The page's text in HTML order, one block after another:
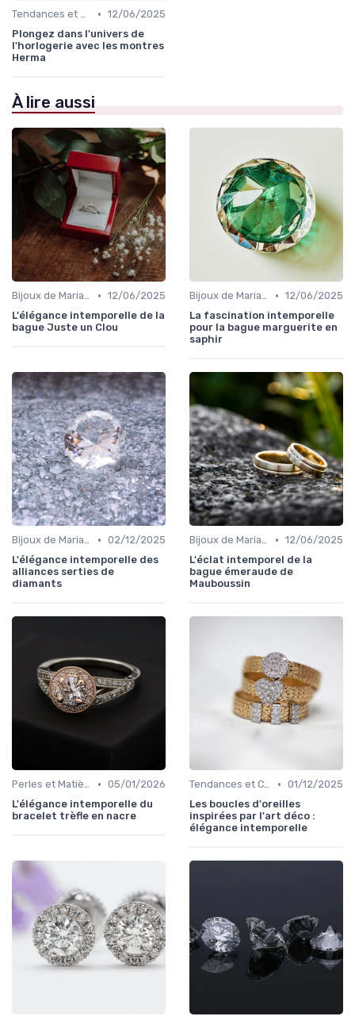
Tendances et Conseils de Style • 12/06/2025
Plongez dans l'univers de
l'horlogerie avec les montres
Herma
À lire aussi
Bijoux de Mariage et de Fiançailles • 12/06/2025
L'élégance intemporelle de la
bague Juste un Clou
Bijoux de Mariage et de Fiançailles • 12/06/2025
La fascination intemporelle
pour la bague marguerite en
saphir
Bijoux de Mariage et de Fiançailles • 02/12/2025
L'élégance intemporelle des
alliances serties de
diamants
Bijoux de Mariage et de Fiançailles • 12/06/2025
L'éclat intemporel de la
bague émeraude de
Mauboussin
Perles et Matières Rares • 05/01/2026
L'élégance intemporelle du
bracelet trèfle en nacre
Tendances et Conseils de Style • 01/12/2025
Les boucles d'oreilles
inspirées par l'art déco :
élégance intemporelle